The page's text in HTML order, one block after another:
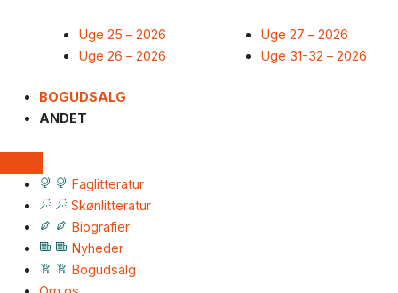
Uge 25 – 2026
Uge 26 – 2026
Uge 27 – 2026
Uge 31-32 – 2026
BOGUDSALG
ANDET
Faglitteratur
Skønlitteratur
Biografier
Nyheder
Bogudsalg